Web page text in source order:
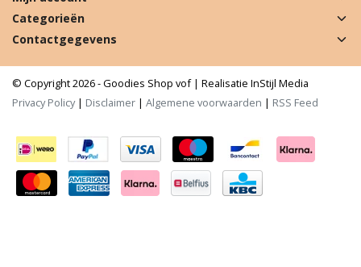
Categorieën
Contactgegevens
© Copyright 2026 - Goodies Shop vof | Realisatie InStijl Media
Privacy Policy| Disclaimer | Algemene voorwaarden | RSS Feed